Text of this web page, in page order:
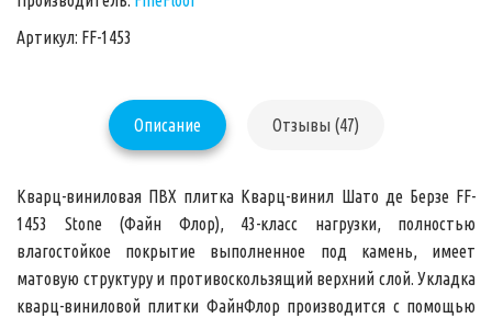
Артикул: FF-1453
Описание Отзывы (47)
Кварц-виниловая ПВХ плитка Кварц-винил Шато де Берзе FF-
1453 Stone(Файн Флор), 43-класс нагрузки, полностью
влагостойкое покрытие выполненное под камень, имеет
матовую структуру и противоскользящий верхний слой. Укладка
кварц-виниловой плитки ФайнФлор производится с помощью